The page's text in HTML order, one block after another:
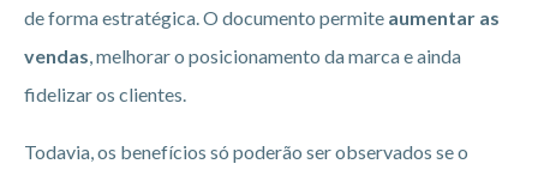
de forma estratégica. O documento permite aumentar as
vendas , melhorar o posicionamento da marca e ainda
fidelizar os clientes.
Todavia, os benefícios só poderão ser observados se o